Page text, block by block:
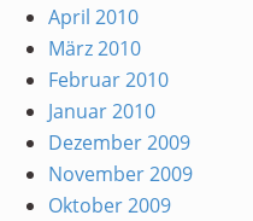
April 2010
März 2010
Februar 2010
Januar 2010
Dezember 2009
November 2009
Oktober 2009